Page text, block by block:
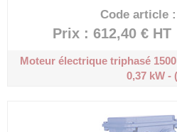
Code article :
Prix : 612,40 € HT
Moteur électrique triphasé
0,37 kW -